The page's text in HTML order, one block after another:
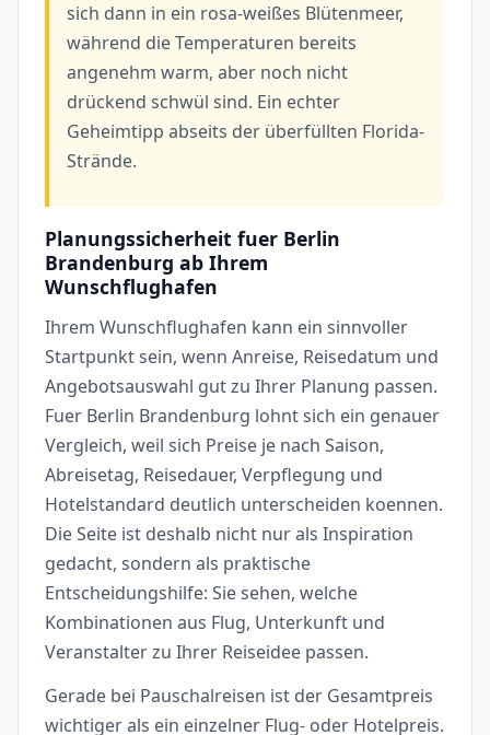
sich dann in ein rosa-weißes Blütenmeer,
während die Temperaturen bereits
angenehm warm, aber noch nicht
drückend schwül sind. Ein echter
Geheimtipp abseits der überfüllten Florida-
Strände.
Planungssicherheit fuer Berlin
Brandenburg ab Ihrem
Wunschflughafen
Ihrem Wunschflughafen kann ein sinnvoller
Startpunkt sein, wenn Anreise, Reisedatum und
Angebotsauswahl gut zu Ihrer Planung passen.
Fuer Berlin Brandenburg lohnt sich ein genauer
Vergleich, weil sich Preise je nach Saison,
Abreisetag, Reisedauer, Verpflegung und
Hotelstandard deutlich unterscheiden koennen.
Die Seite ist deshalb nicht nur als Inspiration
gedacht, sondern als praktische
Entscheidungshilfe: Sie sehen, welche
Kombinationen aus Flug, Unterkunft und
Veranstalter zu Ihrer Reiseidee passen.
Gerade bei Pauschalreisen ist der Gesamtpreis
wichtiger als ein einzelner Flug- oder Hotelpreis.